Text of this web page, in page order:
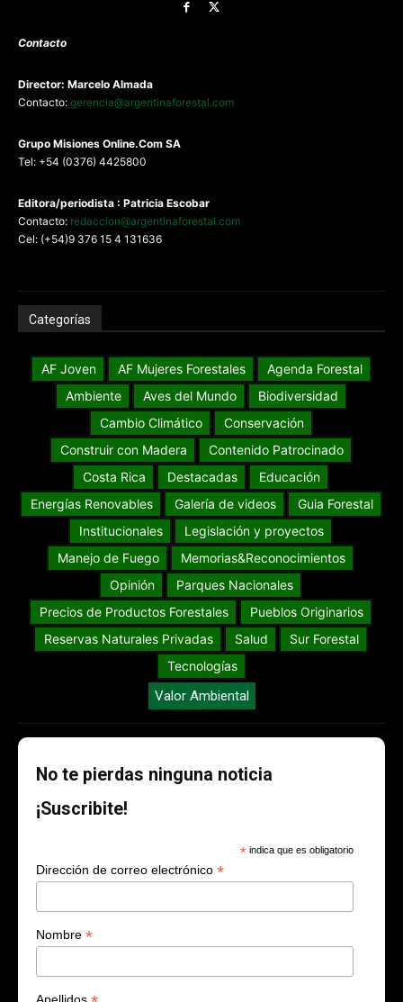
Contacto
Director: Marcelo Almada
Contacto: gerencia@argentinaforestal.com
Grupo Misiones Online.Com SA
Tel: +54 (0376) 4425800
Editora/periodista : Patricia Escobar
Contacto: redaccion@argentinaforestal.com
Cel: (+54)9 376 15 4 131636
Categorías
AF Joven AF Mujeres Forestales
Agenda Forestal
Ambiente
Aves del Mundo
Biodiversidad
Cambio Climático
Conservación
Construir con Madera
Contenido Patrocinado
Costa Rica
Destacadas
Educación
Energías Renovables
Galería de videos
Guia Forestal
Institucionales
Legislación y proyectos
Manejo de Fuego
Memorias&Reconocimientos
Opinión
Parques Nacionales
Precios de Productos Forestales
Pueblos Originarios
Reservas Naturales Privadas
Salud
Sur Forestal
Tecnologías
Valor Ambiental
No te pierdas ninguna noticia
¡Suscribite!
* indica que es obligatorio
Dirección de correo electrónico *
Nombre *
Apellidos